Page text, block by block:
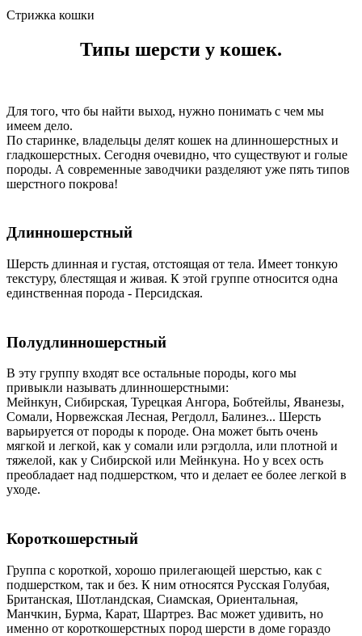
Стрижка кошки
Типы шерсти у кошек.
Для того, что бы найти выход, нужно понимать с чем мы
имеем дело.
По старинке, владельцы делят кошек на длинношерстных и
гладкошерстных. Сегодня очевидно, что существуют и голые
породы. А современные заводчики разделяют уже пять типов
шерстного покрова!
Длинношерстный
Шерсть длинная и густая, отстоящая от тела. Имеет тонкую
текстуру, блестящая и живая. К этой группе относится одна
единственная порода - Персидская.
Полудлинношерстный
В эту группу входят все остальные породы, кого мы
привыкли называть длинношерстными:
Мейнкун, Сибирская, Турецкая Ангора, Бобтейлы, Яванезы,
Сомали, Норвежская Лесная, Регдолл, Балинез... Шерсть
варьируется от породы к породе. Она может быть очень
мягкой и легкой, как у сомали или рэгдолла, или плотной и
тяжелой, как у Сибирской или Мейнкуна. Но у всех ость
преобладает над подшерстком, что и делает ее более легкой в
уходе.
Короткошерстный
Группа с короткой, хорошо прилегающей шерстью, как с
подшерстком, так и без. К ним относятся Русская Голубая,
Британская, Шотландская, Сиамская, Ориентальная,
Манчкин, Бурма, Карат, Шартрез. Вас может удивить, но
именно от короткошерстных пород шерсти в доме гораздо